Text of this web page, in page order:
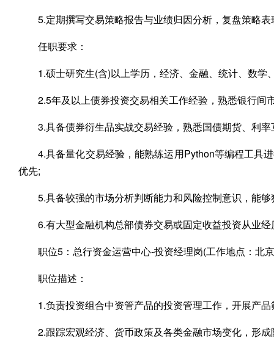
5.定期撰写交易策略报告与业绩归因分析，复盘策略
任职要求：
1.硕士研究生(含)以上学历，经济、金融、统计、数
2.5年及以上债券投资交易相关工作经验，熟悉银行间
3.具备债券衍生品实战交易经验，熟悉国债期货、利
4.具备量化交易经验，能熟练运用Python等编程工具
优先;
5.具备较强的市场分析判断能力和风险控制意识，能
6.有大型金融机构总部债券交易或固定收益投资从业
职位5：总行资金运营中心-投资经理岗(工作地点：北
职位描述：
1.负责投资组合中资管产品的投资管理工作，开展产
2.跟踪宏观经济、货币政策及各类金融市场变化，形